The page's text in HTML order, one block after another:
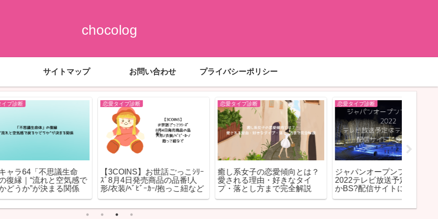
chocolog
サイトマップ お問い合わせ プライバシーポリシー
議生命
と空気感で
まる関係
【3COINS】お世話ごっこｼﾘｰ
ｽﾞ8月4日発売商品の品番!人
形/衣装/ﾍﾞﾋﾞｰｶｰ/抱っこ紐など
癒し系女子の恋愛傾向とは？
愛される理由・好きなタイ
プ・落とし方まで完全解説
恋愛タイプ診断
ジャパンオープンフィギュア
2022テレビ放送予定はテレ東
かBS?配信サイトについても